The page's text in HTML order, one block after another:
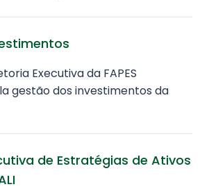
Executiva da FAPES
gestão dos investimentos da
de Estratégias de Ativos